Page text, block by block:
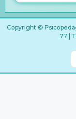
Copyright ©
77 |